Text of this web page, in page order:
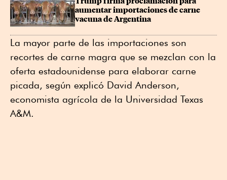
aumentar importaciones de carne
vacuna de Argentina
La mayor parte de las importaciones son
recortes de carne magra que se mezclan con la
oferta estadounidense para elaborar carne
picada, según explicó David Anderson,
economista agrícola de la Universidad Texas
A&M.